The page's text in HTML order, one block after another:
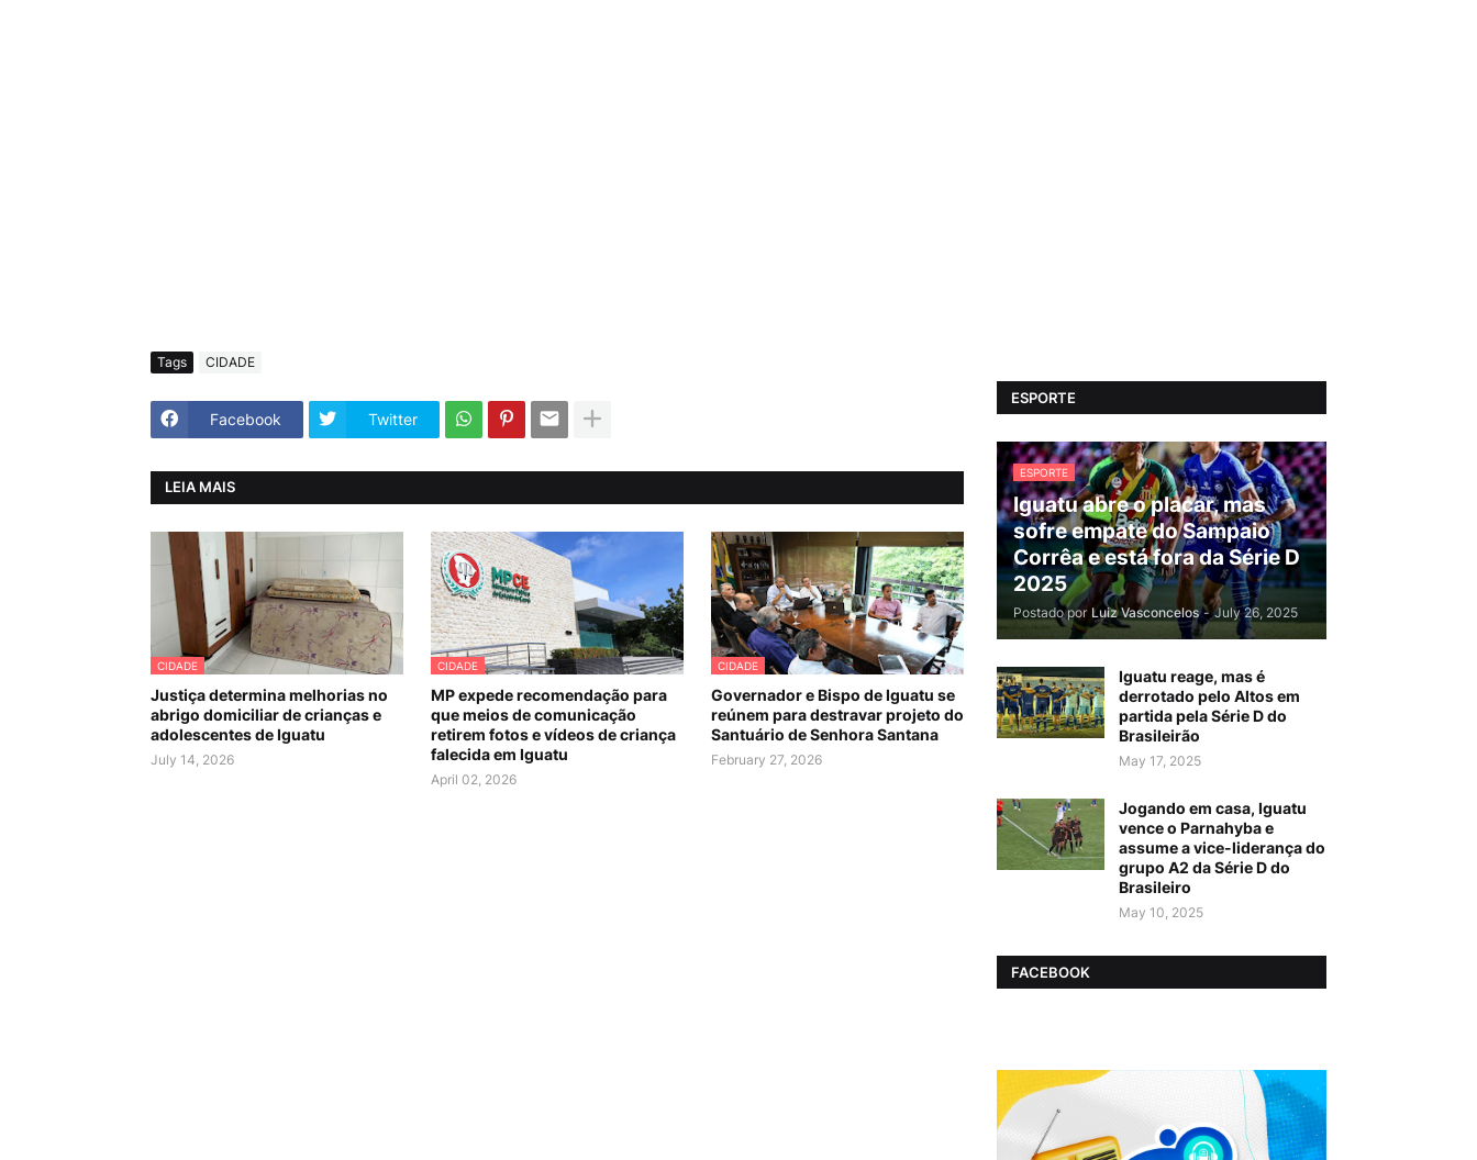
Tags CIDADE
Facebook Twitter
LEIA MAIS
CIDADE
Justiça determina melhorias no
abrigo domiciliar de crianças e
adolescentes de Iguatu
July 14, 2026
CIDADE
MP expede recomendação para
que meios de comunicação
retirem fotos e vídeos de criança
falecida em Iguatu
April 02, 2026
CIDADE
Governador e Bispo de Iguatu se
reúnem para destravar projeto do
Santuário de Senhora Santana
February 27, 2026
ESPORTE
ESPORTE
Iguatu abre o placar, mas
sofre empate do Sampaio
Corrêa e está fora da Série D
2025
Postado por Luiz Vasconcelos - July 26, 2025
Iguatu reage, mas é
derrotado pelo Altos em
partida pela Série D do
Brasileirão
May 17, 2025
Jogando em casa, Iguatu
vence o Parnahyba e
assume a vice-liderança do
grupo A2 da Série D do
Brasileiro
May 10, 2025
FACEBOOK